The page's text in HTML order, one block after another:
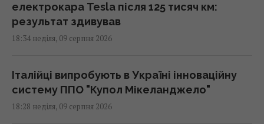
електрокара Tesla після 125 тисяч км:
результат здивував
18:34 неділя, 09 серпня 2026
Італійці випробують в Україні інноваційну
систему ППО "Купол Мікеланджело"
18:28 неділя, 09 серпня 2026